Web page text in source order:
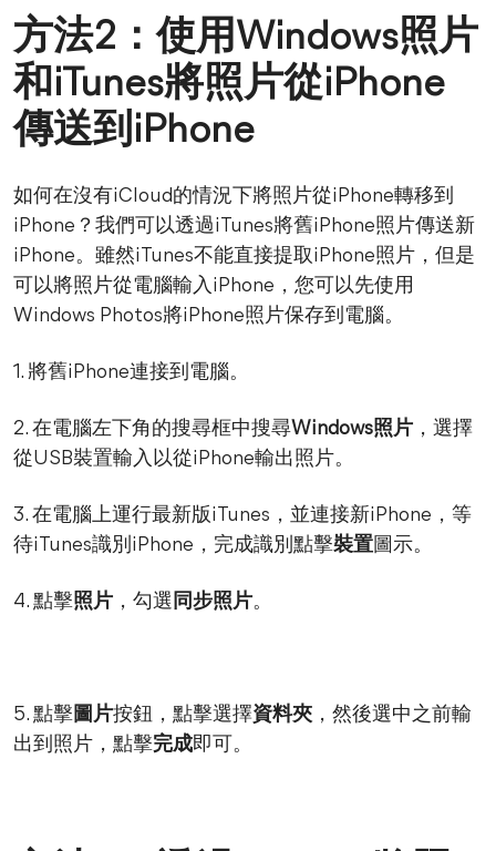
方法2：使用Windows照片
和iTunes將照片從iPhone
傳送到iPhone
如何在沒有iCloud的情況下將照片從iPhone轉移到
iPhone？我們可以透過iTunes將舊iPhone照片傳送新
iPhone。雖然iTunes不能直接提取iPhone照片，但是
可以將照片從電腦輸入iPhone，您可以先使用
Windows Photos將iPhone照片保存到電腦。
1. 將舊iPhone連接到電腦。
2. 在電腦左下角的搜尋框中搜尋Windows照片 ，選擇
從USB裝置輸入以從iPhone輸出照片。
3. 在電腦上運行最新版iTunes，並連接新iPhone，等
待iTunes識別iPhone，完成識別點擊裝置圖示。
4. 點擊照片 ，勾選 同步照片。
5. 點擊圖片按鈕，點擊選擇資料夾，然後選中之前輸
出到照片，點擊完成即可。